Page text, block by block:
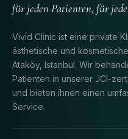
für jeden Patienten, für
Vivid Clinic ist eine private
ästhetische und
Ataköy, Istanbul. Wir
Patienten in unserer JCI-
und bieten ihnen einen
Service.